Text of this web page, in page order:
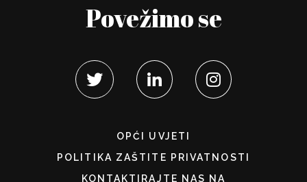
Povežimo se
OPĆI UVJETI
POLITIKA ZAŠTITE PRIVATNOSTI
KONTAKTIRAJTE NAS NA